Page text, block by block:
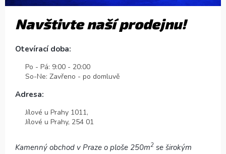
Navštivte naší prodejnu!
Otevírací doba:
Po - Pá: 9:00 - 20:00
So-Ne: Zavřeno - po domluvě
Adresa:
Jílové u Prahy 1011,
Jílové u Prahy, 254 01
Kamenný obchod v Praze o ploše 250m2 se širokým